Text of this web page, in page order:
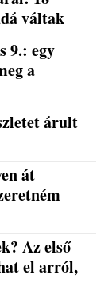
váltak
9.: egy
a
árult
át
Az első
el arról,